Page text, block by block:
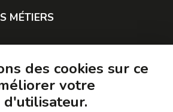
MÉTIERS
DONNÉES
des cookies sur ce
votre
d'utilisateur.